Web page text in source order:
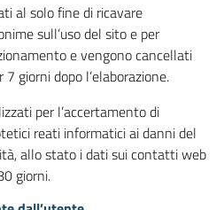
al solo fine di ricavare
sull’uso del sito e per
e vengono cancellati
giorni dopo l’elaborazione.
per l’accertamento di
reati informatici ai danni del
allo stato i dati sui contatti web
giorni.